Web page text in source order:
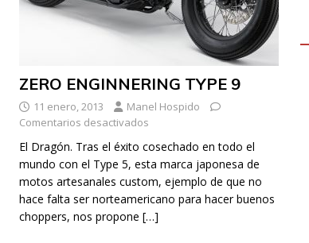
ZERO ENGINNERING TYPE 9
11 enero, 2013
Manel Hospido
Comentarios desactivados
El Dragón. Tras el éxito cosechado en todo el
mundo con el Type 5, esta marca japonesa de
motos artesanales custom, ejemplo de que no
hace falta ser norteamericano para hacer buenos
choppers, nos propone […]